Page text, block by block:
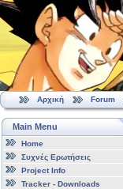
Αρχική Forum
Main Menu
Home
Συχνές Ερωτήσεις
Project Info
Tracker - Downloads